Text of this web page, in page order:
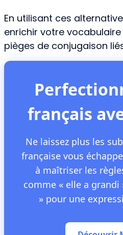
En utilisant ces
enrichir votre
pièges de conjugaison
français
Ne laissez plus les
française vous
à maîtriser les
comme « elle a grandi
» pour une